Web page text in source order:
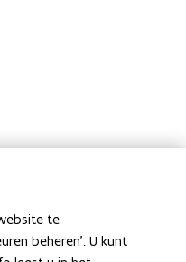
te
beheren'. U kunt